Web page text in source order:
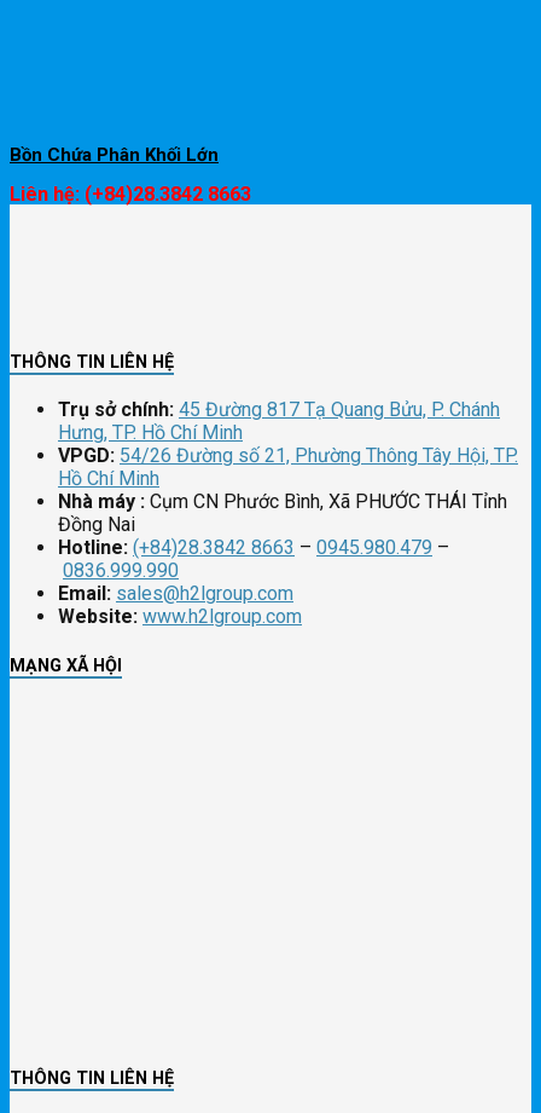
Bồn Chứa Phân Khối Lớn
Liên hệ: (+84)28.3842 8663
THÔNG TIN LIÊN HỆ
Trụ sở chính: 45 Đường 817 Tạ Quang Bửu, P. Chánh
Hưng, TP. Hồ Chí Minh
VPGD: 54/26 Đường số 21, Phường Thông Tây Hội, TP.
Hồ Chí Minh
Nhà máy : Cụm CN Phước Bình, Xã PHƯỚC THÁI Tỉnh
Đồng Nai
Hotline: (+84)28.3842 8663 – 0945.980.479 –
0836.999.990
Email: sales@h2lgroup.com
Website: www.h2lgroup.com
MẠNG XÃ HỘI
THÔNG TIN LIÊN HỆ